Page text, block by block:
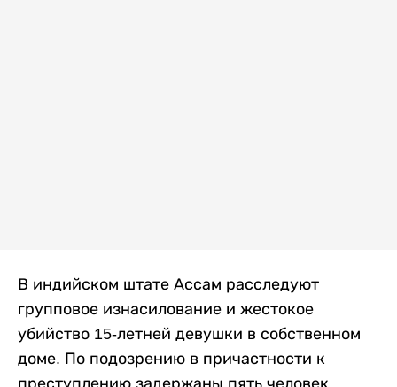
В индийском штате Ассам расследуют
групповое изнасилование и жестокое
убийство 15-летней девушки в собственном
доме. По подозрению в причастности к
преступлению задержаны пять человек,